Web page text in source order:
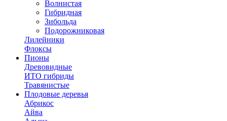
Волнистая
Гибридная
Зибольда
Подорожниковая
Лилейники
Флоксы
Пионы
Древовидные
ИТО гибриды
Травянистые
Плодовые деревья
Абрикос
Айва